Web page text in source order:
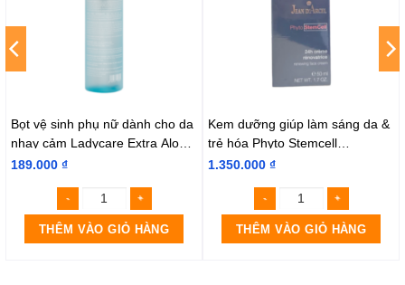
Bọt vệ sinh phụ nữ dành cho da
nhạy cảm Ladycare Extra Aloe
Vera 190ml
189.000 ₫
THÊM VÀO GIỎ HÀNG
Kem dưỡng giúp làm sáng da &
trẻ hóa Phyto Stemcell
Renewing Face Cream
1.350.000 ₫
THÊM VÀO GIỎ HÀNG